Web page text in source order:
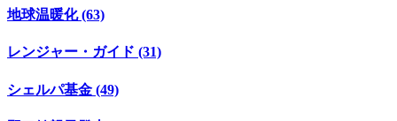
地球温暖化 (63)
レンジャー・ガイド (31)
シェルパ基金 (49)